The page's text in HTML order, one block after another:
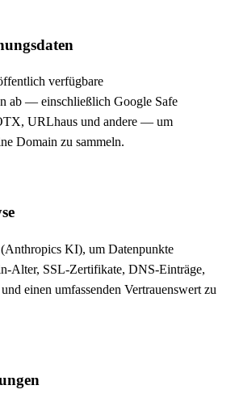
verfügbare
ab — einschließlich Google Safe
URLhaus und andere — um
Domain zu sammeln.
KI), um Datenpunkte
Alter, SSL-Zertifikate, DNS-Einträge,
einen umfassenden Vertrauenswert zu